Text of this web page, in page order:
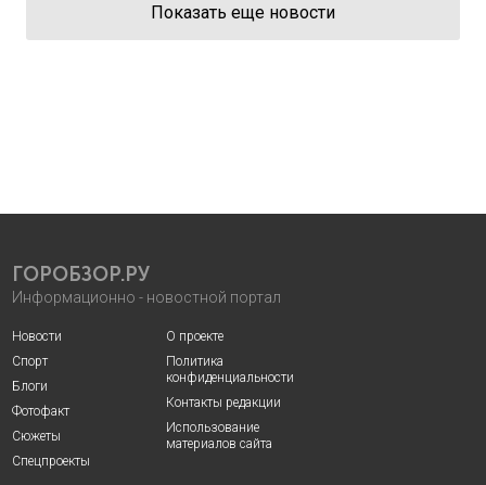
Показать еще новости
ГОРОБЗОР.РУ
Информационно - новостной портал
Новости
Спорт
Блоги
Фотофакт
Сюжеты
Спецпроекты
О проекте
Политика
конфиденциальности
Контакты редакции
Использование
материалов сайта